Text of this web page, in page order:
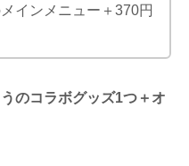
インメニュー＋370円
のコラボグッズ1つ＋オ